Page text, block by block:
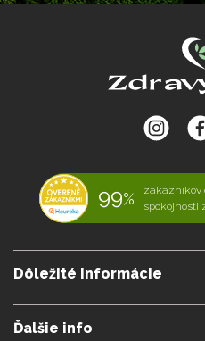
99%
zákazníkov
spokojnosti
Dôležité informácie
Ďalšie info